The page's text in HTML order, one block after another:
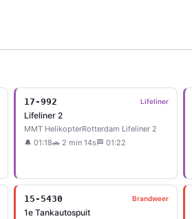
17-992 Lifeliner
Lifeliner 2
MMT HelikopterRotterdam Lifeliner 2
🔔 01:18🚗 2 min 14s 🏁 01:22
15-5430 Brandweer
1e Tankautospuit